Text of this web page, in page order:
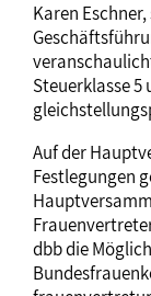
Karen
Steuerklasse
Auf der
Festlegungen
dbb die